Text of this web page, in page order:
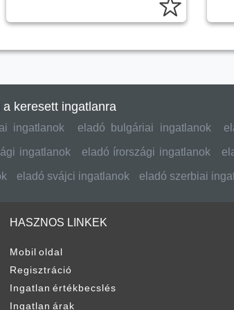
keresett ingatlanra
ingatlanok eladó bulgáriai ingatlanok
ingatlanok eladó írországi ingatlanok
eladó svájci ingatlanok eladó szerbiai
HASZNOS LINKEK
Mobil oldal
Regisztráció
Ingatlan értékbecslés
Ingatlan árak